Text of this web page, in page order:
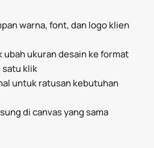
warna, font, dan logo klien
ubah ukuran desain ke format
satu klik
untuk ratusan kebutuhan
di canvas yang sama